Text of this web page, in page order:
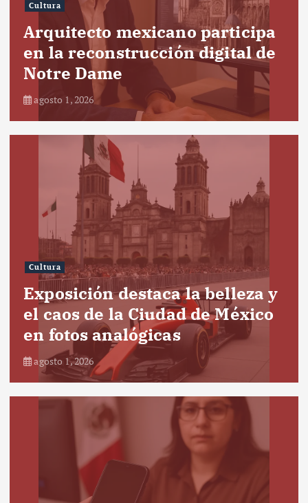
Cultura
Arquitecto mexicano participa
en la reconstrucción digital de
Notre Dame
agosto 1, 2026
Cultura
Exposición destaca la belleza y
el caos de la Ciudad de México
en fotos analógicas
agosto 1, 2026